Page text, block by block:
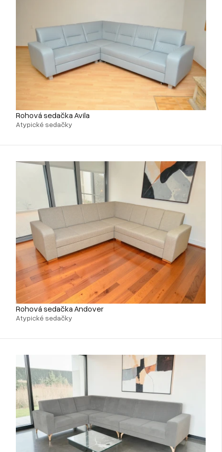
Rohová sedačka Avila
Atypické sedačky
Rohová sedačka Andover
Atypické sedačky